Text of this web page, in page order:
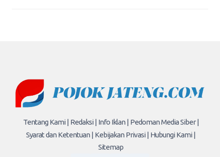
Tentang Kami | Redaksi | Info Iklan | Pedoman Media Siber |
Syarat dan Ketentuan | Kebijakan Privasi | Hubungi Kami |
Sitemap